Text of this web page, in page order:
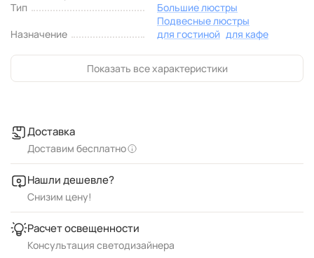
Тип
Большие люстры
Подвесные люстры
Назначение
для гостиной для кафе
Показать все характеристики
Доставка
Доставим бесплатно
Нашли дешевле?
Снизим цену!
Расчет освещенности
Консультация светодизайнера